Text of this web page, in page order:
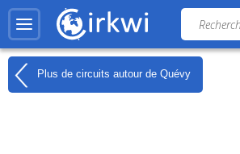
Plus de circuits autour de Quévy